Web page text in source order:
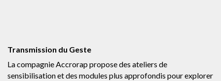
Transmission du Geste
La compagnie Accrorap propose des ateliers de
sensibilisation et des modules plus approfondis pour explorer